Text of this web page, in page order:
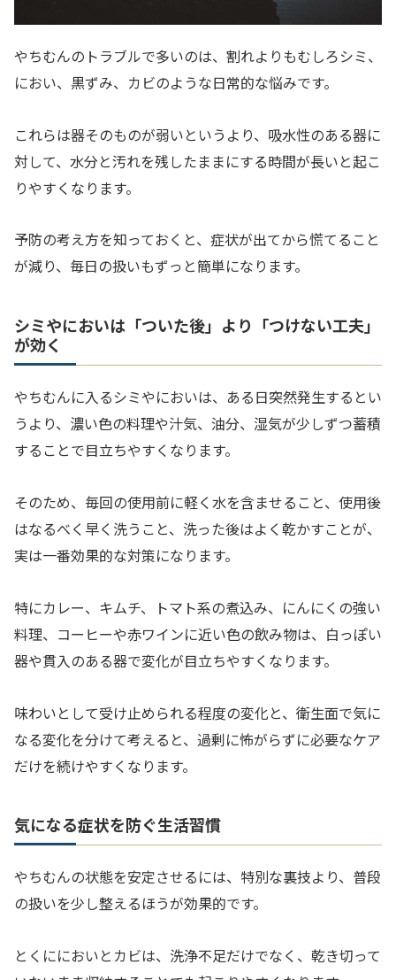
やちむんのトラブルで多いのは、割れよりもむしろシミ、
におい、黒ずみ、カビのような日常的な悩みです。
これらは器そのものが弱いというより、吸水性のある器に
対して、水分と汚れを残したままにする時間が長いと起こ
りやすくなります。
予防の考え方を知っておくと、症状が出てから慌てること
が減り、毎日の扱いもずっと簡単になります。
シミやにおいは「ついた後」より「つけない工夫」
が効く
やちむんに入るシミやにおいは、ある日突然発生するとい
うより、濃い色の料理や汁気、油分、湿気が少しずつ蓄積
することで目立ちやすくなります。
そのため、毎回の使用前に軽く水を含ませること、使用後
はなるべく早く洗うこと、洗った後はよく乾かすことが、
実は一番効果的な対策になります。
特にカレー、キムチ、トマト系の煮込み、にんにくの強い
料理、コーヒーや赤ワインに近い色の飲み物は、白っぽい
器や貫入のある器で変化が目立ちやすくなります。
味わいとして受け止められる程度の変化と、衛生面で気に
なる変化を分けて考えると、過剰に怖がらずに必要なケア
だけを続けやすくなります。
気になる症状を防ぐ生活習慣
やちむんの状態を安定させるには、特別な裏技より、普段
の扱いを少し整えるほうが効果的です。
とくににおいとカビは、洗浄不足だけでなく、乾き切って